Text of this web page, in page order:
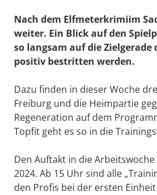
Nach dem Elfmeterkrimiim
weiter. Ein Blick auf den
so langsam auf die
positiv bestritten werden.
Dazu finden in dieser Woche
Freiburg und die Heimpartie
Regeneration auf dem
Topfit geht es so in die
Den Auftakt in die
2024. Ab 15 Uhr sind alle
den Profis bei der ersten